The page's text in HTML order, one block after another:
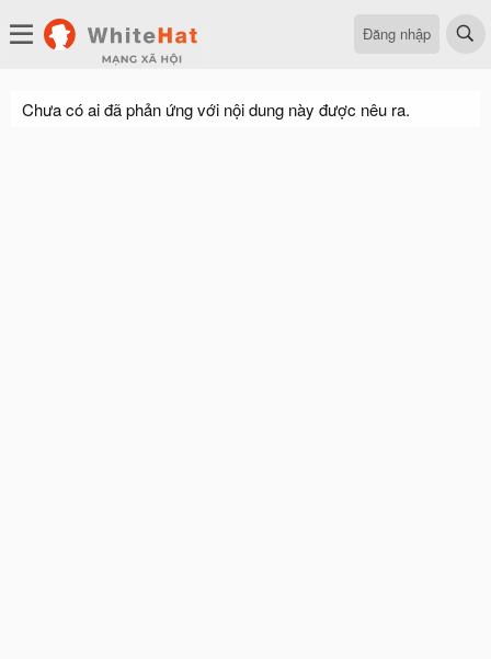
Đăng nhập
Chưa có ai đã phản ứng với nội dung này được nêu ra.